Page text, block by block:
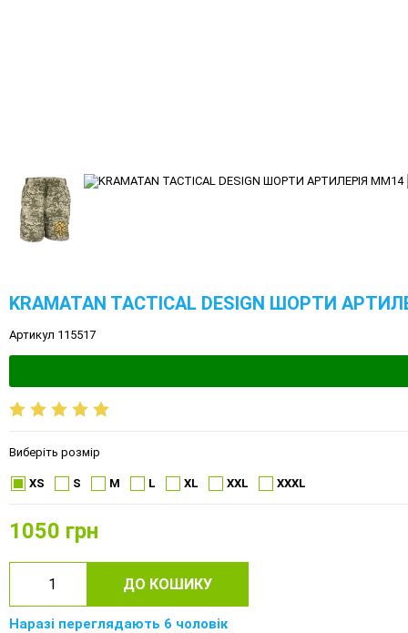
KRAMATAN TACTICAL DESIGN ШОРТИ
Артикул 115517
Виберіть розмір
XS S M L XL XXL XXXL
1050 грн
ДО КОШИКУ
Наразі переглядають 6 чоловік